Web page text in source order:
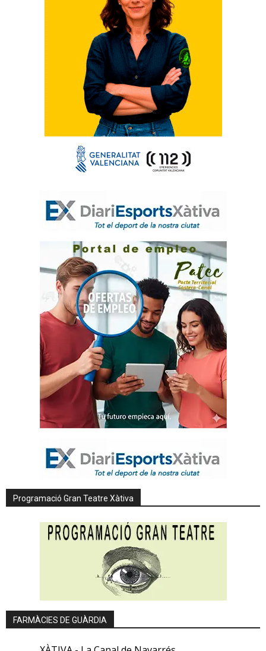
Programació Gran Teatre Xàtiva
FARMÀCIES DE GUÀRDIA